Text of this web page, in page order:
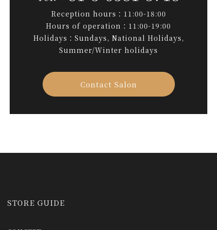
Reception hours：11:00-18:00
Hours of operation：11:00-19:00
Holidays：Sundays, National Holidays,
Summer/Winter holidays
Contact Salon
STORE GUIDE